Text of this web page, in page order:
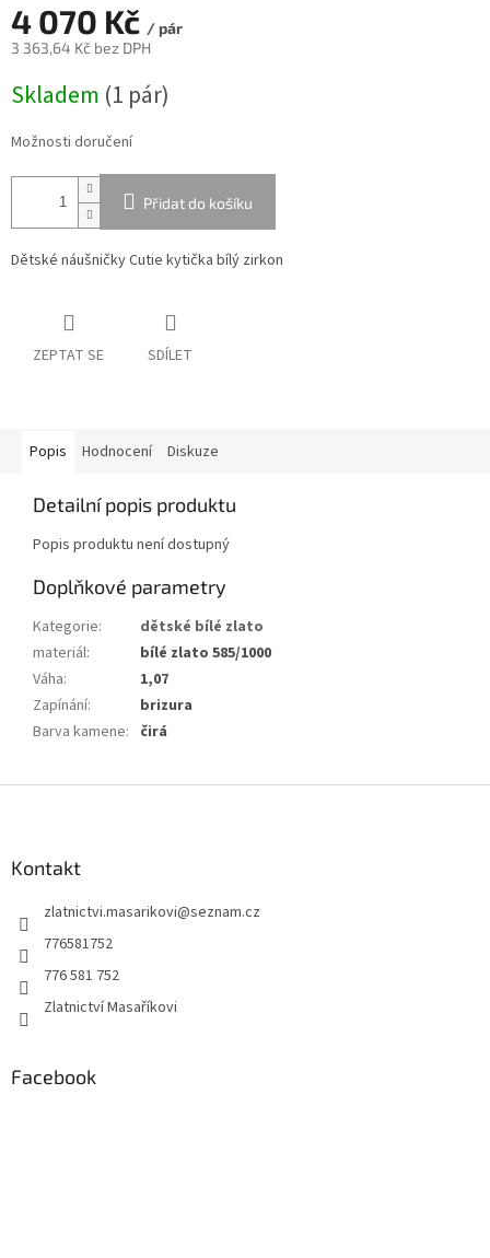
4 070 Kč / pár
3 363,64 Kč bez DPH
cena:
Skladem (1 pár)
Možnosti doručení
Přidat do košíku
Dětské náušničky Cutie kytička bílý zirkon
ZEPTAT SE SDÍLET
Popis Hodnocení Diskuze
Detailní popis produktu
Popis produktu není dostupný
Doplňkové parametry
Kategorie:
dětské bílé zlato
materiál:
bílé zlato 585/1000
Váha:
1,07
Zapínání:
brizura
Barva kamene: čirá
Kontakt
zlatnictvi.masarikovi@seznam.cz
776581752
776 581 752
Zlatnictví Masaříkovi
Facebook